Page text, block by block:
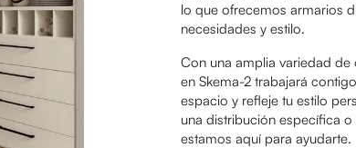
lo que ofrecemos armarios
necesidades y estilo.
Con una amplia variedad
en Skema-2 trabajará
espacio y refleje tu estilo
una distribución específica
estamos aquí para ayudarte.